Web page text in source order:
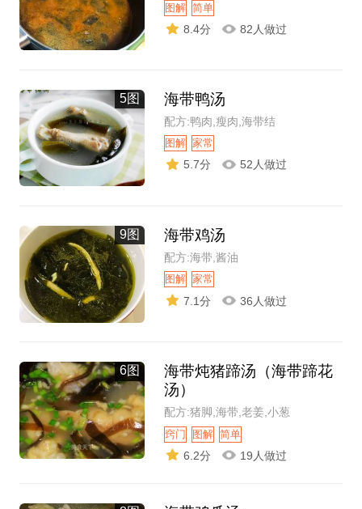
图解 简单
8.4分 82人做过
5图 海带鸭汤
配方:鸭肉,瘦肉,海带结
图解 家常
5.7分 52人做过
9图 海带鸡汤
配方:海带,酱油
图解 家常
7.1分 36人做过
6图
海带炖猪蹄汤（海带蹄花
汤）
配方:猪脚,海带,老姜,小葱
窍门 图解 简单
6.2分 19人做过